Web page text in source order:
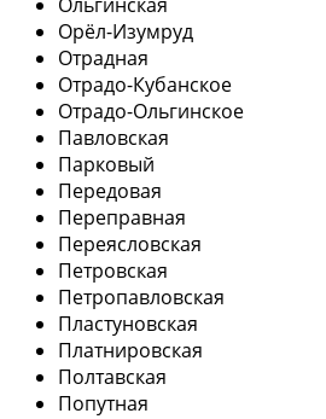
Орёл-Изумруд
Отрадная
Отрадо-Кубанское
Отрадо-Ольгинское
Павловская
Парковый
Передовая
Переправная
Переясловская
Петровская
Петропавловская
Пластуновская
Платнировская
Полтавская
Попутная